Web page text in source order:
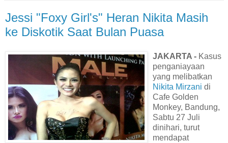
Jessi "Foxy Girl's" Heran Nikita Masih
ke Diskotik Saat Bulan Puasa
JAKARTA - Kasus
penganiayaan
yang melibatkan
Nikita Mirzani di
Cafe Golden
Monkey, Bandung,
Sabtu 27 Juli
dinihari, turut
mendapat